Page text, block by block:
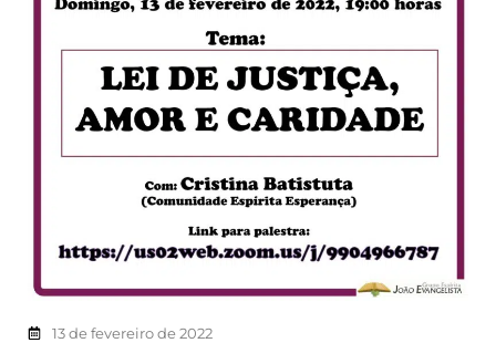
13 de fevereiro de 2022